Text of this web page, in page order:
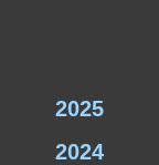
2025
2024